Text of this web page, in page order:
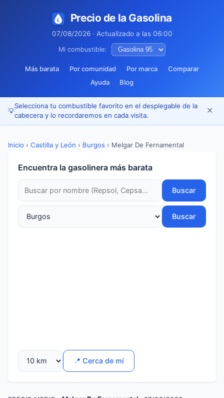
Precio de la Gasolina
07/08/2026 · Actualizado a las 06:00
Mi combustible:
Más barata Por comunidad Por marca
Comparar
Ayuda
Blog
💡
Selecciona tu combustible favorito en el desplegable de la
cabecera y lo recordaremos en cada visita.
✕
Inicio › Castilla y León › Burgos › Melgar De Fernamental
Encuentra la gasolinera más barata
Buscar
Buscar
📍 Cerca de mí